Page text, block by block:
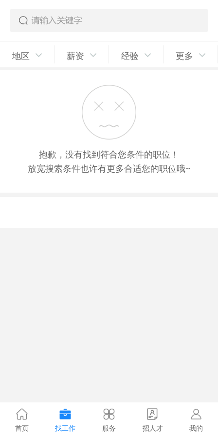
地区 薪资 经验 更多
抱歉，没有找到符合您条件的职位！
放宽搜索条件也许有更多合适您的职位哦~
首页 找工作 服务 招人才 我的